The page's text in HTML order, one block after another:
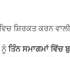
ਸ਼ਿਰਕਤ ਕਰਨ
ਨੂੰਤਿੰਨ ਸਮਾਗਮਾਂ ਵਿੱਚ